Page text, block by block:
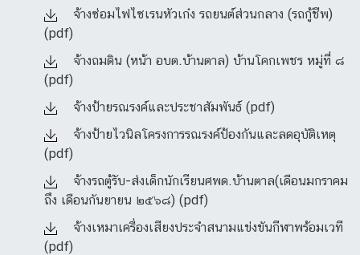
จ้างซ่อมไฟไซเรนหัวเก๋ง รถยนต์ส่วนกลาง (รถกู้ชีพ)
(pdf)
จ้างถมดิน (หน้า อบต.บ้านตาล) บ้านโคกเพชร หมู่ที่ ๘
(pdf)
จ้างป้ายรณรงค์และประชาสัมพันธ์ (pdf)
จ้างป้ายไวนิลโครงการรณรงค์ป้องกันและลดอุบัติเหตุ
(pdf)
จ้างรถตู้รับ-ส่งเด็กนักเรียนศพด.บ้านตาล(เดือนมกราคม
ถึง เดือนกันยายน ๒๕๖๘) (pdf)
จ้างเหมาเครื่องเสียงประจำสนามแข่งขันกีฬาพร้อมเวที
(pdf)